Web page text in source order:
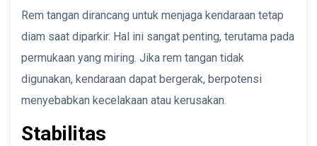
Rem tangan dirancang untuk menjaga kendaraan tetap
diam saat diparkir. Hal ini sangat penting, terutama pada
permukaan yang miring. Jika rem tangan tidak
digunakan, kendaraan dapat bergerak, berpotensi
menyebabkan kecelakaan atau kerusakan.
Stabilitas